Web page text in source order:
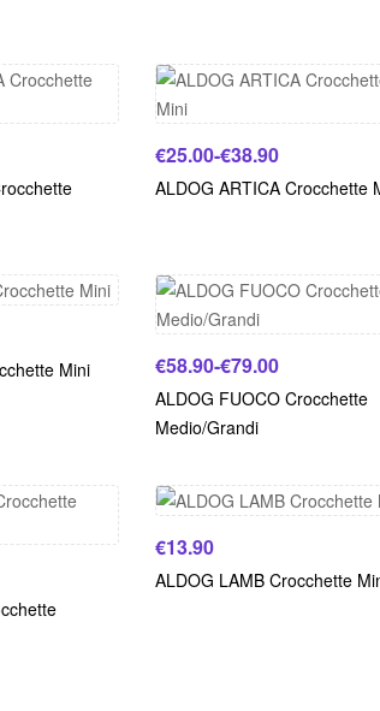
€25.00-€38.90
ALDOG ARTICA Crocchette
Mini €58.90-€79.00
ALDOG FUOCO Crocchette
Medio/Grandi
€13.90
ALDOG LAMB Crocchette